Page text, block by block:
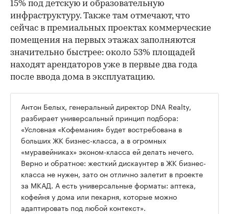
15% под детскую и образовательную
инфраструктуру. Также там отмечают, что
сейчас в премиальных проектах коммерческие
помещения на первых этажах заполняются
значительно быстрее: около 53% площадей
находят арендаторов уже в первые два года
после ввода дома в эксплуатацию.
Антон Белых, генеральный директор DNA Realty,
разбирает универсальный принцип подбора:
«Условная «Кофемания» будет востребована в
больших ЖК бизнес-класса, а в огромных
«муравейниках» эконом-класса ей делать нечего.
Верно и обратное: жесткий дискаунтер в ЖК бизнес-
класса не нужен, зато он отлично залетит в проекте
за МКАД. А есть универсальные форматы: аптека,
кофейня у дома или пекарня, которые можно
адаптировать под любой контекст».